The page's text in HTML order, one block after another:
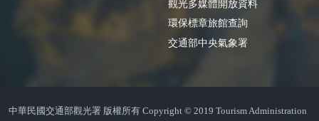
觀光多媒體開放資料
環保標章旅館查詢
交通部中央氣象署
中華民國交通部觀光署 版權所有 Copyright © 2019 Tourism Administration